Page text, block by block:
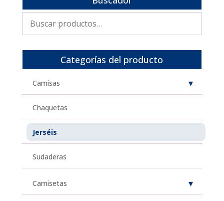
por:
Categorías del producto
Camisas
Chaquetas
Jerséis
Sudaderas
Camisetas